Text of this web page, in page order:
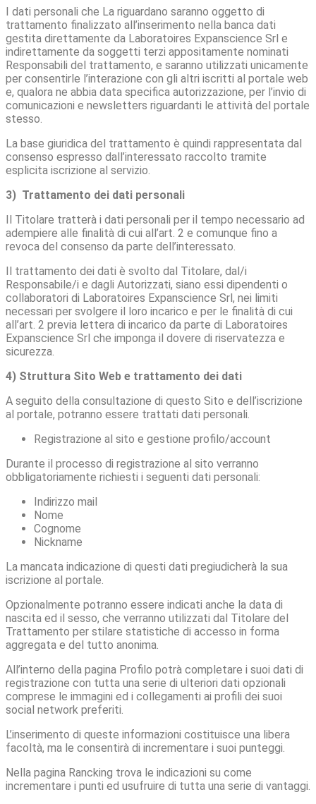
I dati personali che La riguardano saranno oggetto di
trattamento finalizzato all’inserimento nella banca dati
gestita direttamente da Laboratoires Expanscience Srl e
indirettamente da soggetti terzi appositamente nominati
Responsabili del trattamento, e saranno utilizzati unicamente
per consentirle l’interazione con gli altri iscritti al portale web
e, qualora ne abbia data specifica autorizzazione, per l’invio di
comunicazioni e newsletters riguardanti le attività del portale
stesso.
La base giuridica del trattamento è quindi rappresentata dal
consenso espresso dall’interessato raccolto tramite
esplicita iscrizione al servizio.
3) Trattamento dei dati personali
Il Titolare tratterà i dati personali per il tempo necessario ad
adempiere alle finalità di cui all’art. 2 e comunque fino a
revoca del consenso da parte dell’interessato.
Il trattamento dei dati è svolto dal Titolare, dal/i
Responsabile/i e dagli Autorizzati, siano essi dipendenti o
collaboratori di Laboratoires Expanscience Srl, nei limiti
necessari per svolgere il loro incarico e per le finalità di cui
all’art. 2 previa lettera di incarico da parte di Laboratoires
Expanscience Srl che imponga il dovere di riservatezza e
sicurezza.
4) Struttura Sito Web e trattamento dei dati
A seguito della consultazione di questo Sito e dell’iscrizione
al portale, potranno essere trattati dati personali.
Registrazione al sito e gestione profilo/account
Durante il processo di registrazione al sito verranno
obbligatoriamente richiesti i seguenti dati personali:
Indirizzo mail
Nome
Cognome
Nickname
La mancata indicazione di questi dati pregiudicherà la sua
iscrizione al portale.
Opzionalmente potranno essere indicati anche la data di
nascita ed il sesso, che verranno utilizzati dal Titolare del
Trattamento per stilare statistiche di accesso in forma
aggregata e del tutto anonima.
All’interno della pagina Profilo potrà completare i suoi dati di
registrazione con tutta una serie di ulteriori dati opzionali
comprese le immagini ed i collegamenti ai profili dei suoi
social network preferiti.
L’inserimento di queste informazioni costituisce una libera
facoltà, ma le consentirà di incrementare i suoi punteggi.
Nella pagina Rancking trova le indicazioni su come
incrementare i punti ed usufruire di tutta una serie di vantaggi.